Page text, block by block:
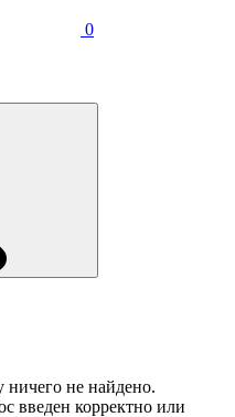
0
не найдено.
введен корректно или